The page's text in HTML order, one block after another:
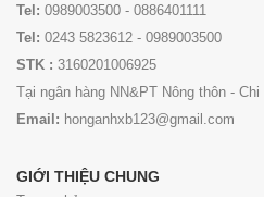
Tel: 0989003500 - 0886401111
Tel: 0243 5823612 - 0989003500
STK : 3160201006925
Tại ngân hàng NN&PT Nông thôn -
Email: honganhxb123@gmail.com
GIỚI THIỆU CHUNG